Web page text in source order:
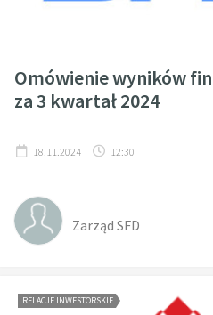
Omówienie wyników
za 3 kwartał 2024
18.11.2024 12:30
Zarząd SFD
RELACJE INWESTORSKIE